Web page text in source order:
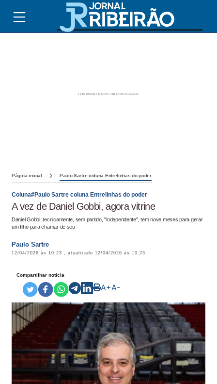
Página inicial Paulo Sartre coluna Entrelinhas do poder
Coluna#Paulo Sartre coluna Entrelinhas do poder
A vez de Daniel Gobbi, agora vitrine
Daniel Gobbi, tecnicamente, sem partido, "independente", tem nove meses para gerar
um filho para chamar de seu
Paulo Sartre
12/04/2026 às 10:23 , atualizado 12/04/2026 às 10:23
Compartilhar notícia
A+A-